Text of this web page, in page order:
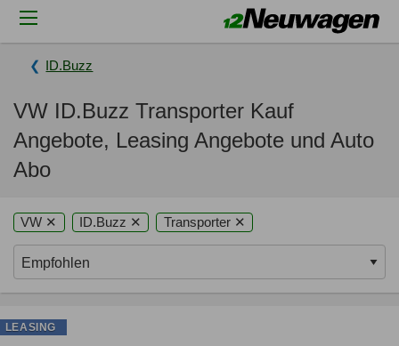
ID.Buzz
VW ID.Buzz Transporter Kauf
Angebote, Leasing Angebote und Auto
Abo
VW ✕ ID.Buzz ✕ Transporter ✕
LEASING